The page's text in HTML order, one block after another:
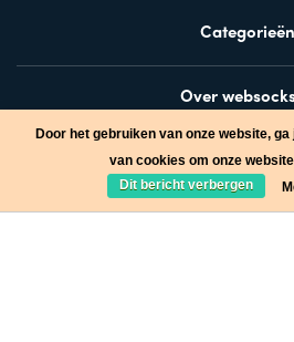
Categorieën
Over
Bezoek ook
Door het gebruiken van onze website,
van cookies om onze
Dit bericht verbergen